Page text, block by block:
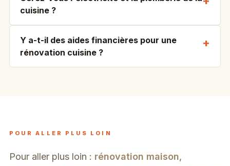
cuisine ?
Y a-t-il des aides financières pour une
rénovation cuisine ?
POUR ALLER PLUS LOIN
Pour aller plus loin : rénovation maison,